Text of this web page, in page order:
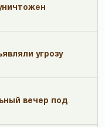
угрозу
вечер под